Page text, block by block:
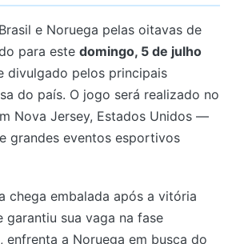
e Noruega pelas oitavas de
para este domingo, 5 de julho
divulgado pelos principais
do país. O jogo será realizado no
Nova Jersey, Estados Unidos —
grandes eventos esportivos
chega embalada após a vitória
garantiu sua vaga na fase
enfrenta a Noruega em busca do